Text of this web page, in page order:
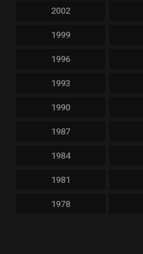
2002
1999
1996
1993
1990
1987
1984
1981
1978